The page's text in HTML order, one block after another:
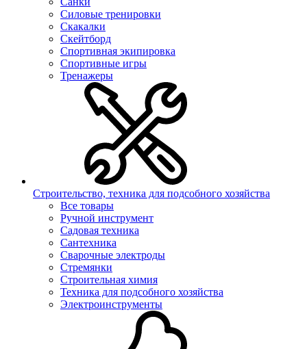
Силовые тренировки
Скакалки
Скейтборд
Спортивная экипировка
Спортивные игры
Тренажеры
Строительство, техника для подсобного хозяйства
Все товары
Ручной инструмент
Садовая техника
Сантехника
Сварочные электроды
Стремянки
Строительная химия
Техника для подсобного хозяйства
Электроинструменты